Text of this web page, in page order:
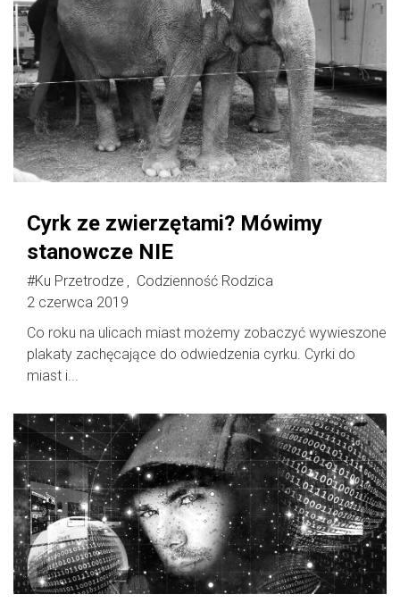
Cyrk ze zwierzętami? Mówimy
stanowcze NIE
#Ku Przetrodze
Codzienność Rodzica
2 czerwca 2019
Co roku na ulicach miast możemy zobaczyć wywieszone
plakaty zachęcające do odwiedzenia cyrku. Cyrki do
miast i...